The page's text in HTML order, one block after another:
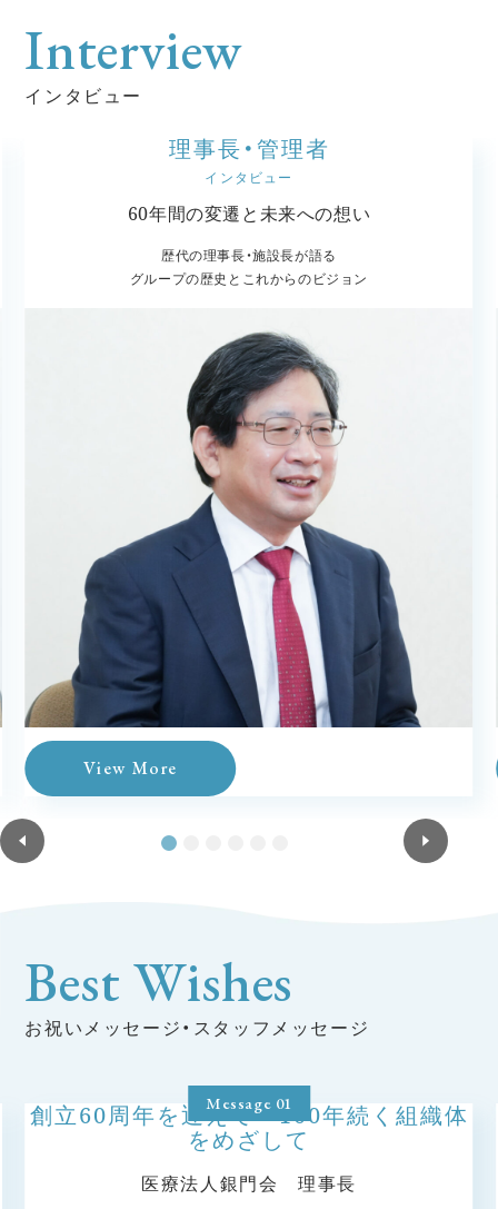
Interview
インタビュー
理事長・管理者
インタビュー
60年間の変遷と未来への想い
歴代の理事長・施設長が語る
グループの歴史とこれからのビジョン
View More
Best Wishes
お祝いメッセージ・スタッフメッセージ
Message 01
創立60周年を迎えて 100年続く組織体
をめざして
医療法人銀門会 理事長